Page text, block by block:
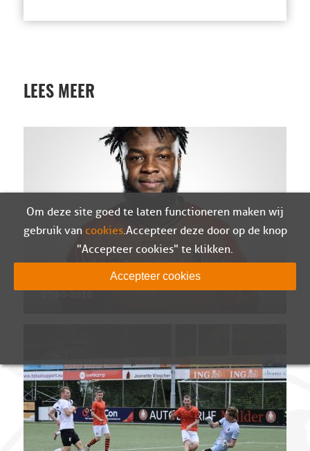
LEES MEER
Ivenzo Comvalius en Sparta Nijkerk ontbinden
07-08-2026
Om deze site goed te laten functioneren maken wij
gebruik van cookies. Accepteer deze door op de knop
"Accepteer cookies" te klikken.
Accepteer cookies